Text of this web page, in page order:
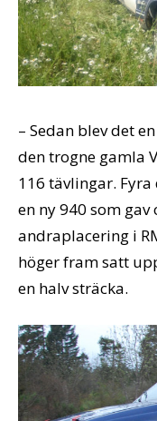
– Sedan blev det
den trogne gamla
116 tävlingar.
en ny 940 som
andraplacering i
höger fram satt
en halv sträcka.